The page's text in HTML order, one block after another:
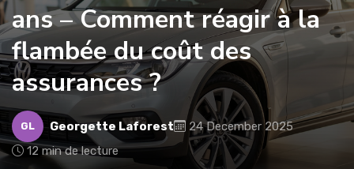
ans – Comment réagir à la
flambée du coût des
assurances ?
GL Georgette Laforest
24 December 2025
12 min de lecture